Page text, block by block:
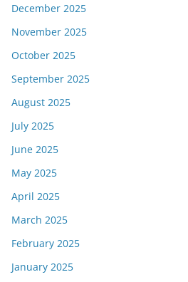
December 2025
November 2025
October 2025
September 2025
August 2025
July 2025
June 2025
May 2025
April 2025
March 2025
February 2025
January 2025